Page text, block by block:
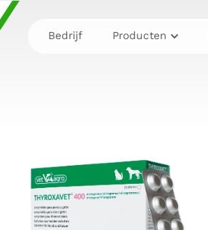
Bedrijf Producten